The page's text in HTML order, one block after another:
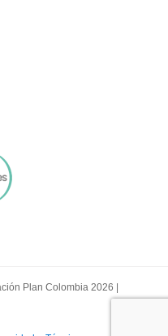
Plan Colombia 2026 |